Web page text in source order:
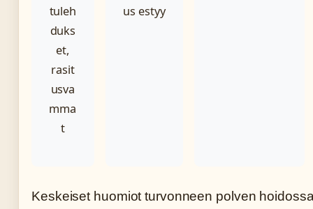
tuleh
duks
et,
rasit
usva
mma
t
us estyy
Keskeiset huomiot turvonneen polven